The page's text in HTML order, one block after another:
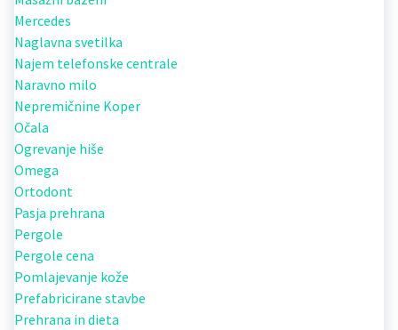
Mercedes
Naglavna svetilka
Najem telefonske centrale
Naravno milo
Nepremičnine Koper
Očala
Ogrevanje hiše
Omega
Ortodont
Pasja prehrana
Pergole
Pergole cena
Pomlajevanje kože
Prefabricirane stavbe
Prehrana in dieta